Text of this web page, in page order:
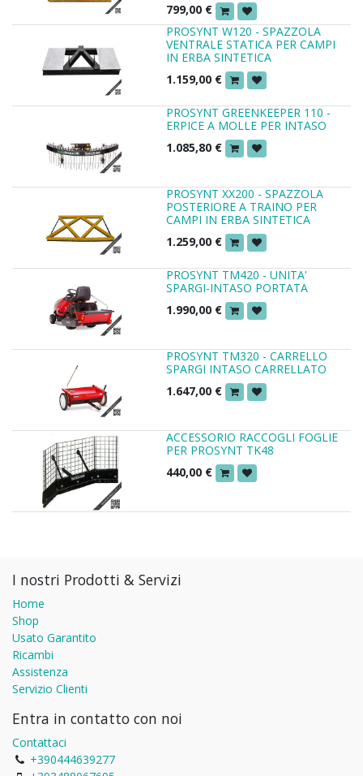
799,00 €
PROSYNT W120 - SPAZZOLA
VENTRALE STATICA PER CAMPI
IN ERBA SINTETICA
1.159,00 €
PROSYNT GREENKEEPER 110 -
ERPICE A MOLLE PER INTASO
1.085,80 €
PROSYNT XX200 - SPAZZOLA
POSTERIORE A TRAINO PER
CAMPI IN ERBA SINTETICA
1.259,00 €
PROSYNT TM420 - UNITA'
SPARGI-INTASO PORTATA
1.990,00 €
PROSYNT TM320 - CARRELLO
SPARGI INTASO CARRELLATO
1.647,00 €
ACCESSORIO RACCOGLI FOGLIE
PER PROSYNT TK48
440,00 €
I nostri Prodotti & Servizi
Home
Shop
Usato Garantito
Ricambi
Assistenza
Servizio Clienti
Entra in contatto con noi
Contattaci
+390444639277